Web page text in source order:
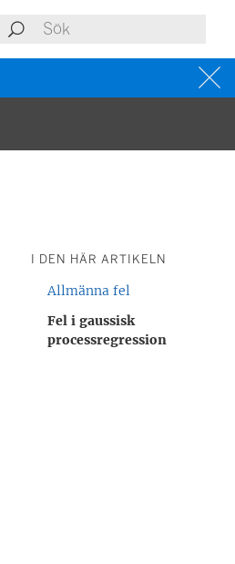
I DEN HÄR ARTIKELN
Allmänna fel
Fel i gaussisk
processregression